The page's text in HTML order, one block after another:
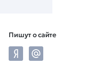
Пишут о сайте